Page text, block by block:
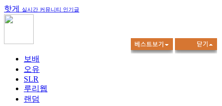
핫게 실시간 커뮤니티 인기글
보배
오유
SLR
루리웹
랜덤